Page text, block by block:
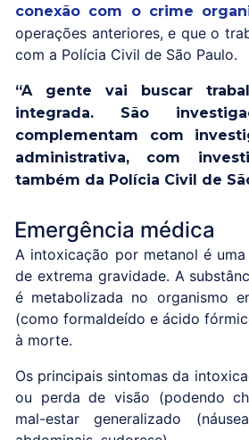
conexão com o crime
operações anteriores, e que o
com a Polícia Civil de São Paulo.
“A gente vai buscar
integrada. São
complementam com
administrativa, com
também da Polícia Civil de
Emergência médica
A intoxicação por metanol é
de extrema gravidade. A
é metabolizada no organismo
(como formaldeído e ácido
à morte.
Os principais sintomas da
ou perda de visão (podendo
mal-estar generalizado